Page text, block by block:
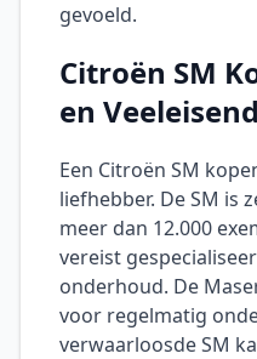
gevoeld.
Citroën SM
en Veeleisend
Een Citroën SM
liefhebber. De SM is
meer dan 12.000
vereist
onderhoud. De
voor regelmatig
verwaarloosde SM